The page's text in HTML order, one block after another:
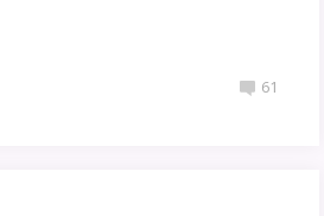
61